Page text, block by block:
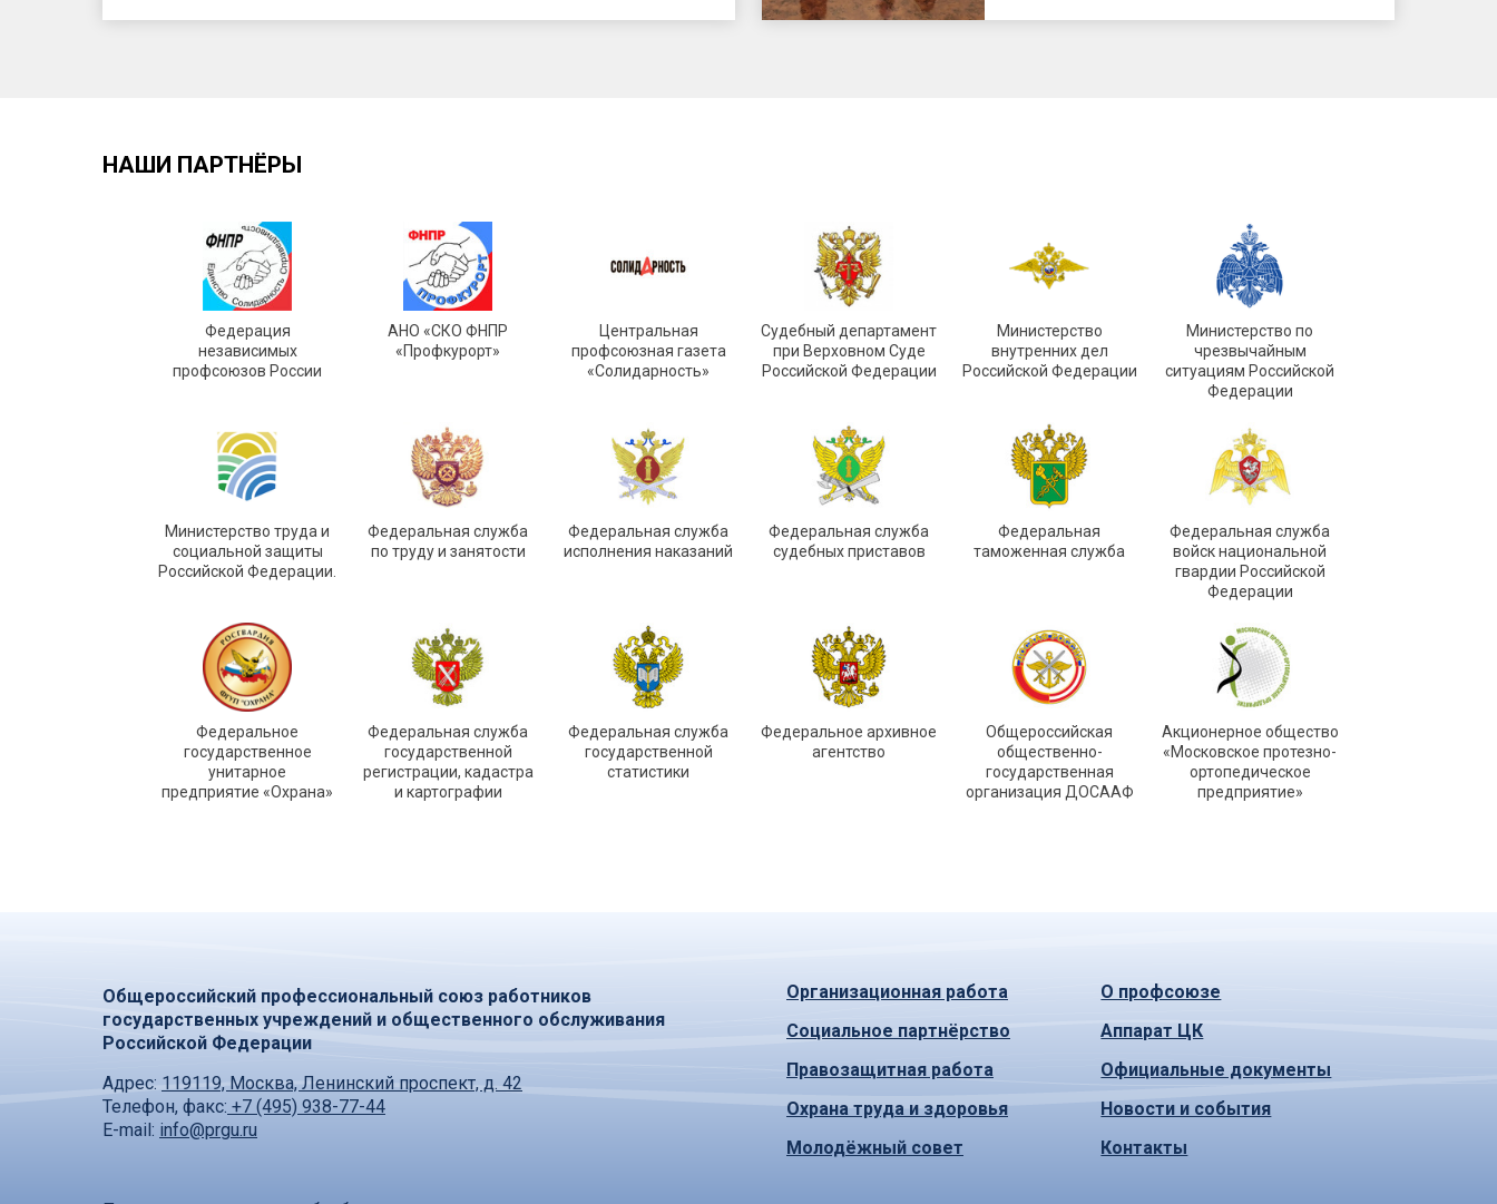
НАШИ ПАРТНЁРЫ
Федерация
независимых
профсоюзов России
АНО «СКО ФНПР
«Профкурорт»
Центральная
профсоюзная газета
«Солидарность»
Судебный департамент
при Верховном Суде
Российской Федерации
Министерство
внутренних дел
Российской Федерации
Министерство по
чрезвычайным
ситуациям Российской
Федерации
Министерство труда и
социальной защиты
Российской Федерации.
Федеральная служба
по труду и занятости
Федеральная служба
исполнения наказаний
Федеральная служба
судебных приставов
Федеральная
таможенная служба
Федеральная служба
войск национальной
гвардии Российской
Федерации
Федеральное
государственное
унитарное
предприятие «Охрана»
Федеральная служба
государственной
регистрации, кадастра
и картографии
Федеральная служба
государственной
статистики
Федеральное архивное
агентство
Общероссийская
общественно-
государственная
организация ДОСААФ
Акционерное общество
«Московское протезно-
ортопедическое
предприятие»
Общероссийский профессиональный союз работников
государственных учреждений и общественного обслуживания
Российской Федерации
Адрес: 119119, Москва, Ленинский проспект, д. 42
Телефон, факс: +7 (495) 938-77-44
E-mail: info@prgu.ru
Организационная работа
Социальное партнёрство
Правозащитная работа
Охрана труда и здоровья
Молодёжный совет
О профсоюзе
Аппарат ЦК
Официальные документы
Новости и события
Контакты